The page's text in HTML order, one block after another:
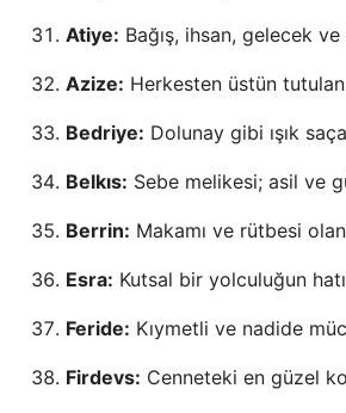
Atiye: Bağış, ihsan, gelecek
Azize: Herkesten üstün
Bedriye: Dolunay gibi ışık
Belkıs: Sebe melikesi; asil ve
Berrin: Makamı ve rütbesi
Esra: Kutsal bir yolculuğun
Feride: Kıymetli ve nadide
Firdevs: Cenneteki en güzel